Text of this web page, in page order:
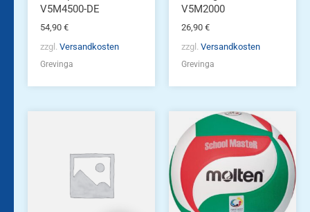
V5M4500-DE
54,90 €
zzgl. Versandkosten
Grevinga
V5M2000
26,90 €
zzgl. Versandkosten
Grevinga